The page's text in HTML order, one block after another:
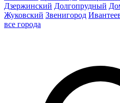
Дзержинский Долгопрудный
Жуковский Звенигород
все города